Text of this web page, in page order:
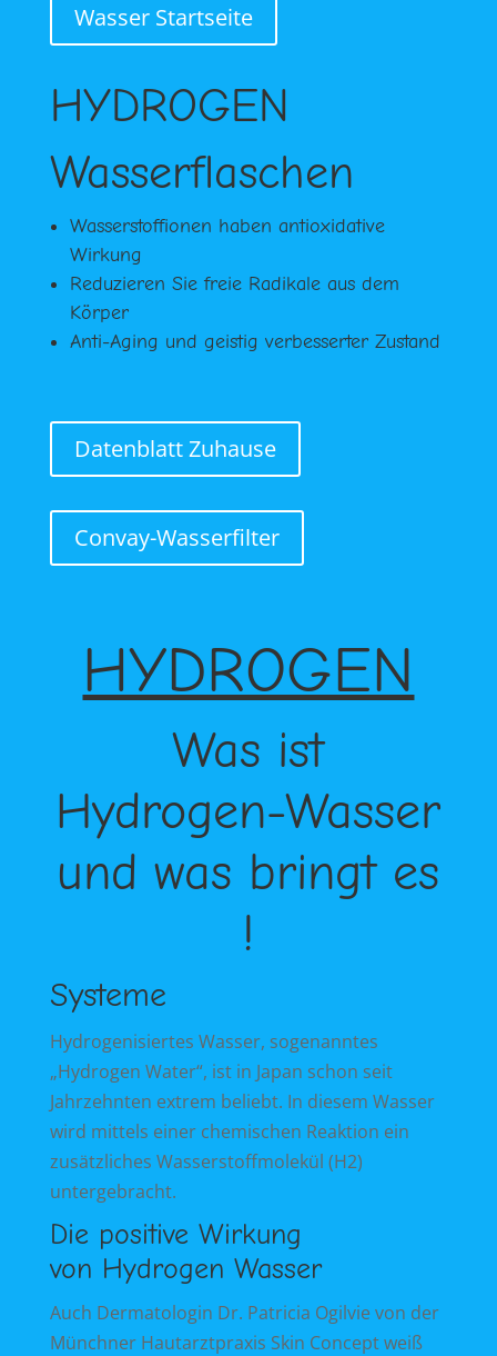
Wasser Startseite
HYDROGEN
Wasserflaschen
Wasserstoffionen haben antioxidative
Wirkung‍
Reduzieren Sie freie Radikale aus dem
Körper
Anti-Aging und geistig verbesserter Zustand
Datenblatt Zuhause
Convay-Wasserfilter
HYDROGEN
Was ist
Hydrogen-Wasser
und was bringt es
!
Systeme
Hydrogenisiertes Wasser, sogenanntes
„Hydrogen Water“, ist in Japan schon seit
Jahrzehnten extrem beliebt. In diesem Wasser
wird mittels einer chemischen Reaktion ein
zusätzliches Wasserstoffmolekül (H2)
untergebracht.
Die positive Wirkung
von Hydrogen Wasser
Auch Dermatologin Dr. Patricia Ogilvie von der
Münchner Hautarztpraxis Skin Concept weiß